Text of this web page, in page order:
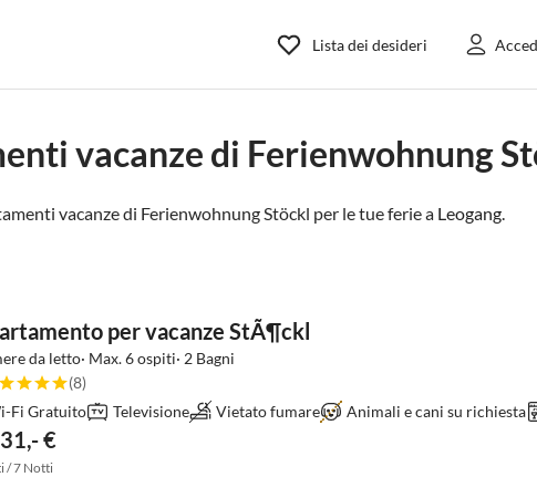
Lista dei desideri
vacanze di Ferienwohnung
vacanze di Ferienwohnung Stöckl per le tue ferie a Leogang.
per vacanze StÃ¶ckl
da letto· Max. 6 ospiti· 2 Bagni
(8)
Fi Gratuito
Televisione Vietato fumare Animali e cani su richiesta
€
/ 7 Notti